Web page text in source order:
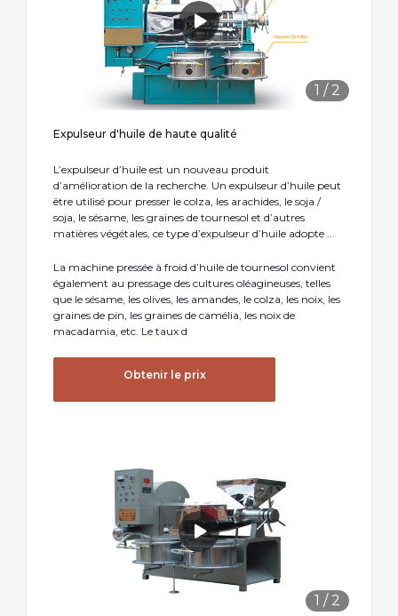
1 / 2
Expulseur d'huile de haute qualité
L’expulseur d’huile est un nouveau produit
d’amélioration de la recherche. Un expulseur d’huile peut
être utilisé pour presser le colza, les arachides, le soja /
soja, le sésame, les graines de tournesol et d’autres
matières végétales, ce type d’expulseur d’huile adopte ...
La machine pressée à froid d’huile de tournesol convient
également au pressage des cultures oléagineuses, telles
que le sésame, les olives, les amandes, le colza, les noix, les
graines de pin, les graines de camélia, les noix de
macadamia, etc. Le taux d
Obtenir le prix
1 / 2